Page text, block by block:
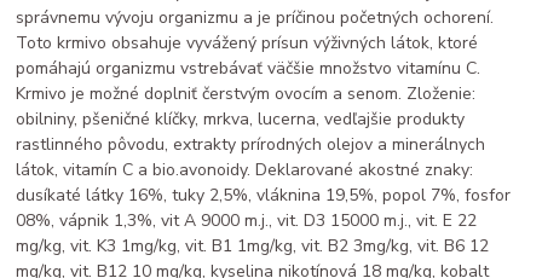
správnemu vývoju organizmu a je príčinou početných ochorení.
Toto krmivo obsahuje vyvážený prísun výživných látok, ktoré
pomáhajú organizmu vstrebávať väčšie množstvo vitamínu C.
Krmivo je možné doplniť čerstvým ovocím a senom. Zloženie:
obilniny, pšeničné klíčky, mrkva, lucerna, vedľajšie produkty
rastlinného pôvodu, extrakty prírodných olejov a minerálnych
látok, vitamín C a bio.avonoidy. Deklarované akostné znaky:
dusíkaté látky 16%, tuky 2,5%, vláknina 19,5%, popol 7%, fosfor
08%, vápnik 1,3%, vit A 9000 m.j., vit. D3 15000 m.j., vit. E 22
mg/kg, vit. K3 1mg/kg, vit. B1 1mg/kg, vit. B2 3mg/kg, vit. B6 12
mg/kg, vit. B12 10 mg/kg, kyselina nikotínová 18 mg/kg, kobalt